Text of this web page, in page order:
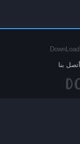
أتصل بنا